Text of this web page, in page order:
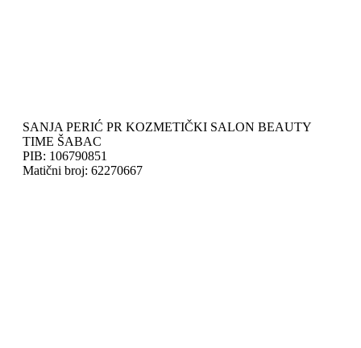
SANJA PERIĆ PR KOZMETIČKI SALON BEAUTY
TIME ŠABAC
PIB: 106790851
Matični broj: 62270667